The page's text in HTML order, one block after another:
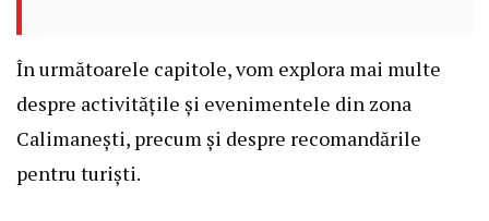
În următoarele capitole, vom explora mai multe
despre activitățile și evenimentele din zona
Calimanești, precum și despre recomandările
pentru turiști.